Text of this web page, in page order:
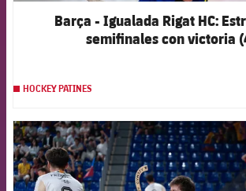
Barça - Igualada Rigat HC:
semifinales con victoria
HOCKEY PATINES
FCB Barcelona